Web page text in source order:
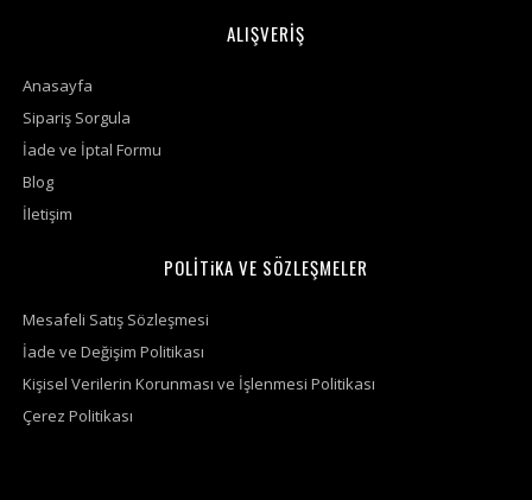
ALIŞVERİŞ
Anasayfa
Sipariş Sorgula
İade ve İptal Formu
Blog
İletişim
POLİTiKA VE SÖZLEŞMELER
Mesafeli Satış Sözleşmesi
İade ve Değişim Politikası
Kişisel Verilerin Korunması ve İşlenmesi Politikası
Çerez Politikası